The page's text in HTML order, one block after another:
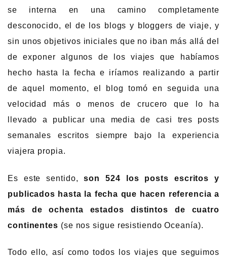
se interna en una camino completamente
desconocido, el de los blogs y bloggers de viaje, y
sin unos objetivos iniciales que no iban más allá del
de exponer algunos de los viajes que habíamos
hecho hasta la fecha e iríamos realizando a partir
de aquel momento, el blog tomó en seguida una
velocidad más o menos de crucero que lo ha
llevado a publicar una media de casi tres posts
semanales escritos siempre bajo la experiencia
viajera propia.
Es este sentido,son 524 los posts escritos y
publicados hasta la fecha que hacen referencia a
más de ochenta estados distintos de cuatro
continentes (se nos sigue resistiendo Oceanía).
Todo ello, así como todos los viajes que seguimos